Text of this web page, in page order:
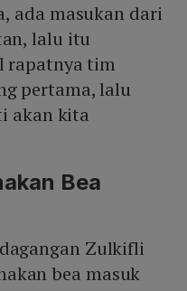
ada masukan dari
lalu itu
rapatnya tim
pertama, lalu
akan kita
Bea
Zulkifli
bea masuk